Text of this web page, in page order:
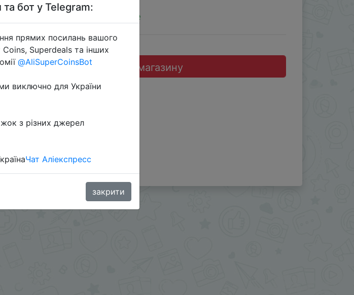
Sale
Перейти до магазину
бот у Telegram:
прямих посилань вашого
Superdeals та інших
@AliSuperCoinsBot
виключно для України
з різних джерел
Чат Аліекспресс
закрити